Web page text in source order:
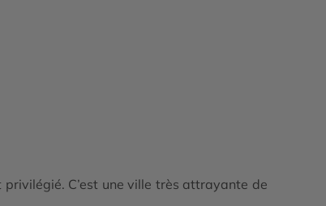
C’est une ville très attrayante de